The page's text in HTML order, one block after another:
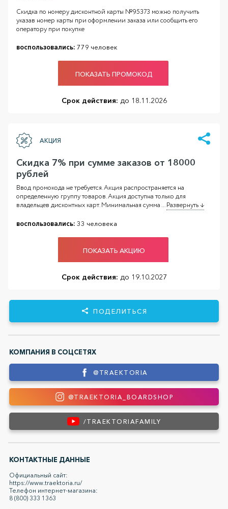
ПОДЕЛИТЬСЯ
КОМПАНИЯ В СОЦСЕТЯХ
@TRAEKTORIA
@TRAEKTORIA_BOARDSHOP
/TRAEKTORIAFAMILY
КОНТАКТНЫЕ ДАННЫЕ
Официальный сайт:
https://www.traektoria.ru/
Телефон интернет-магазина:
8 (800) 333 1363
Скидка по номеру дисконтной карты №95373 можно получить
указав номер карты при оформлении заказа или сообщить его
оператору при покупке
воспользовались: 779 человек
ПОКАЗАТЬ ПРОМОКОД
Срок действия: до 18.11.2026
АКЦИЯ
Скидка 7% при сумме заказов от 18000
рублей
Ввод промокода не требуется. Акция распространяется на
определенную группу товаров. Акция доступна только для
владельцев дисконтных карт. Минимальная сумма...Развернуть ↓
воспользовались: 33 человека
ПОКАЗАТЬ АКЦИЮ
Срок действия: до 19.10.2027